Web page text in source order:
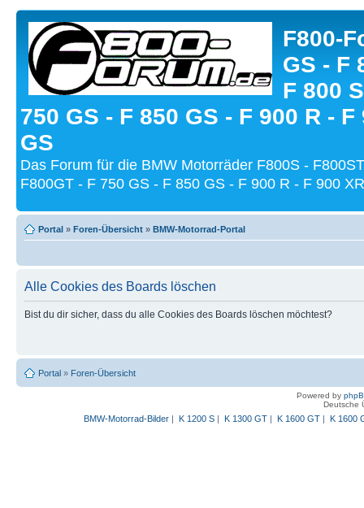
F800-
GS - F
F 800
750 GS - F 850 GS - F 900 R - F
GS
Das Forum für die BMW Motorräder F800S -
F800GT - F 750 GS - F 850 GS - F 900 R - F 900
Portal » Foren-Übersicht » BMW-Motorrad-Portal
Alle Cookies des Boards löschen
Bist du dir sicher, dass du alle Cookies des Boards löschen möchtest?
Portal » Foren-Übersicht
Powered by
Deutsche
BMW-Motorrad-Bilder| K 1200 S| K 1300 GT| K 1600 GT| K 1600